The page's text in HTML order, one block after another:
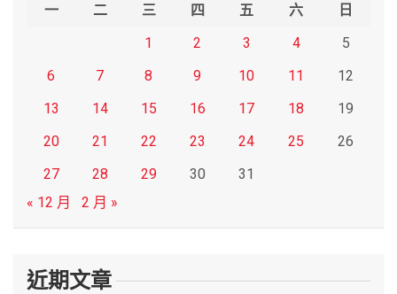
一 二 三 四 五 六
日
1
2 3 4
5
6
7 8 9 10 11
12
13
14 15 16 17 18
19
20
21 22 23 24 25
26
27
28 29 30
31
« 12 月
2 月 »
近期文章